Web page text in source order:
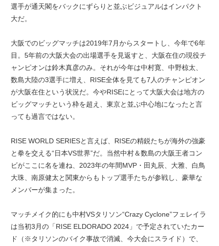
選手が通天閣をバックにずらりと並ぶビジュアルはインパクト
大だ。
大阪でのビッグマッチは2019年7月からスタートし、今年で6年
目。5年前の大阪大会の出場選手を見返すと、大阪在住の現役チ
ャンピオンは鈴木真彦のみ。それが今年は中村寛、中野椋太、
数島大陸の3選手に増え、RISE全体を見ても7人のチャンピオン
が大阪在住という状況だ。今やRISEにとって大阪大会は地方の
ビッグマッチという枠を超え、東京と並ぶ中心地になったと言
っても過言ではない。
RISE WORLD SERIESと言えば、RISEの精鋭たちが海外の強豪
と拳を交える“日本VS世界”だ。当然中村＆数島の大阪王者コン
ビがここに名を連ね、2023年の年間MVP・田丸辰、大雅、白鳥
大珠、南原健太と関東からもトップ選手たちが参戦し、豪華な
メンバーが集まった。
マッチメイク的にも中村VSタリソン“Crazy Cyclone”フェレイラ
は当初3月の「RISE ELDORADO 2024」で予定されていたカー
ド（※タリソンのバイク事故で消滅、今大会にスライド）で、